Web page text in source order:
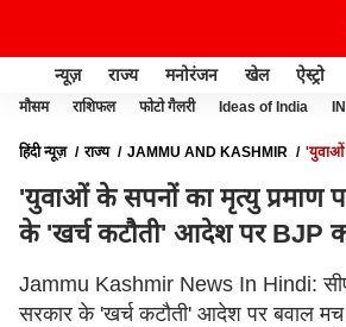
न्यूज़ राज्य मनोरंजन खेल ऐस्ट्रो
मौसम राशिफल फोटो गैलरी Ideas of India
हिंदी न्यूज़ राज्य JAMMU AND KASHMIR
'युवाओं
'युवाओं के सपनों का मृत्यु प्रमाण
के 'खर्च कटौती' आदेश पर BJP
Jammu Kashmir News In Hindi:
सरकार के 'खर्च कटौती' आदेश पर बवाल मच